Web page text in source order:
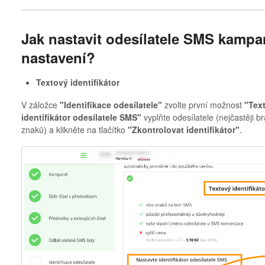
Jak nastavit odesílatele SMS
nastavení?
Textový identifikátor
V záložce "Identifikace odesílatele" zvolte první možnost
identifikátor odesílatele SMS" vyplňte odesílatele (nejčastěji
znaků) a klikněte na tlačítko "Zkontrolovat identifikátor".